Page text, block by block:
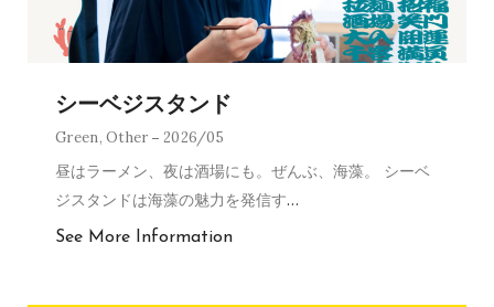
シーベジスタンド
Green,Other 2026/05
昼はラーメン、夜は酒場にも。ぜんぶ、海藻。 シーベ
ジスタンドは海藻の魅力を発信す…
See More Information